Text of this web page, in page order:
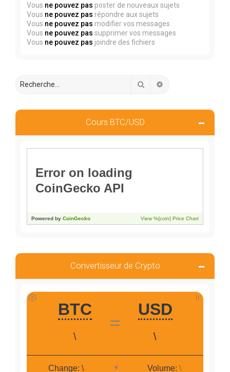
Vous ne pouvez pas poster de nouveaux sujets
Vous ne pouvez pas répondre aux sujets
Vous ne pouvez pas modifier vos messages
Vous ne pouvez pas supprimer vos messages
Vous ne pouvez pas joindre des fichiers
Rechercher
Cours BTC/USD
Convertisseur de Crypto